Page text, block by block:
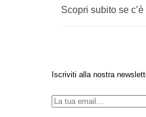
Scopri subito se
Iscriviti alla nostra